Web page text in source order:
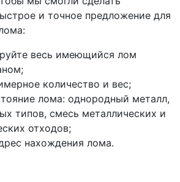
и точное предложение для
весь имеющийся лом
количество и вес;
лома: однородный металл,
типов, смесь металлических и
отходов;
нахождения лома.